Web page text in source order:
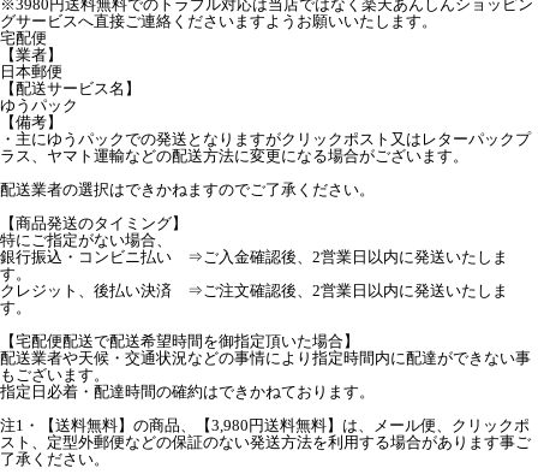
※3980円送料無料でのトラブル対応は当店ではなく楽天あんしんショッピン
グサービスへ直接ご連絡くださいますようお願いいたします。
宅配便
【業者】
日本郵便
【配送サービス名】
ゆうパック
【備考】
・主にゆうパックでの発送となりますがクリックポスト又はレターパックプ
ラス、ヤマト運輸などの配送方法に変更になる場合がございます。
配送業者の選択はできかねますのでご了承ください。
【商品発送のタイミング】
特にご指定がない場合、
銀行振込・コンビニ払い ⇒ご入金確認後、2営業日以内に発送いたしま
す。
クレジット、後払い決済 ⇒ご注文確認後、2営業日以内に発送いたしま
す。
【宅配便配送で配送希望時間を御指定頂いた場合】
配送業者や天候・交通状況などの事情により指定時間内に配達ができない事
もございます。
指定日必着・配達時間の確約はできかねております。
注1・【送料無料】の商品、【3,980円送料無料】は、メール便、クリックポ
スト、定型外郵便などの保証のない発送方法を利用する場合があります事ご
了承ください。